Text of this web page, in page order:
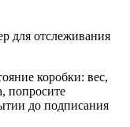
для отслеживания
коробки: вес,
попросите
до подписания